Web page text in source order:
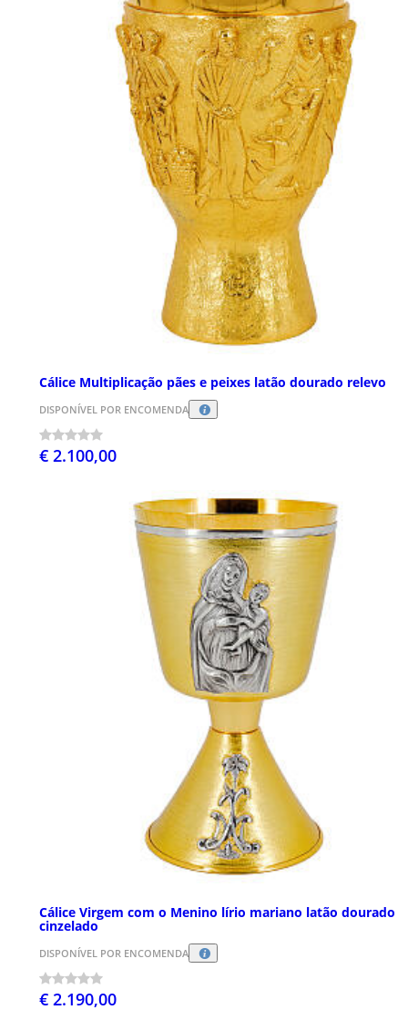
Cálice Multiplicação pães e peixes latão dourado relevo
DISPONÍVEL POR ENCOMENDA
€ 2.100,00
Cálice Virgem com o Menino lírio mariano latão dourado
cinzelado
DISPONÍVEL POR ENCOMENDA
€ 2.190,00